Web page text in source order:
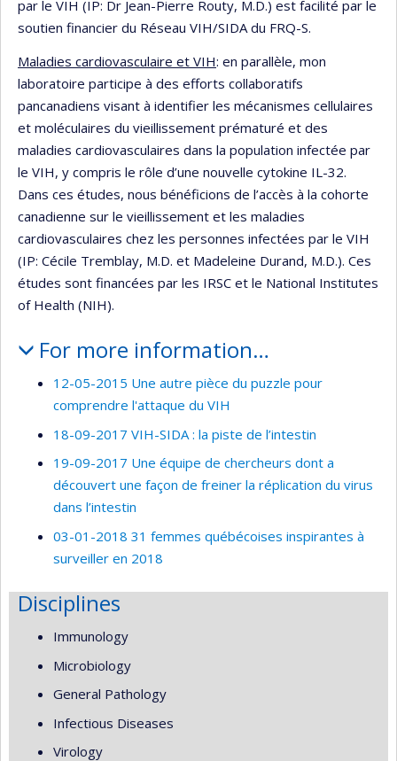
par le VIH (IP: Dr Jean-Pierre Routy, M.D.) est facilité par le
soutien financier du Réseau VIH/SIDA du FRQ-S.
Maladies cardiovasculaire et VIH: en parallèle, mon
laboratoire participe à des efforts collaboratifs
pancanadiens visant à identifier les mécanismes cellulaires
et moléculaires du vieillissement prématuré et des
maladies cardiovasculaires dans la population infectée par
le VIH, y compris le rôle d’une nouvelle cytokine IL-32.
Dans ces études, nous bénéficions de l’accès à la cohorte
canadienne sur le vieillissement et les maladies
cardiovasculaires chez les personnes infectées par le VIH
(IP: Cécile Tremblay, M.D. et Madeleine Durand, M.D.). Ces
études sont financées par les IRSC et le National Institutes
of Health (NIH).
For more information…
12-05-2015 Une autre pièce du puzzle pour
comprendre l'attaque du VIH
18-09-2017 VIH-SIDA : la piste de l’intestin
19-09-2017 Une équipe de chercheurs dont a
découvert une façon de freiner la réplication du virus
dans l’intestin
03-01-2018 31 femmes québécoises inspirantes à
surveiller en 2018
Disciplines
Immunology
Microbiology
General Pathology
Infectious Diseases
Virology